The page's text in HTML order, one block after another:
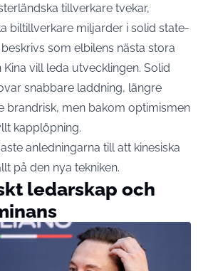
tillverkare tvekar,
biltillverkare miljarder i solid state-
beskrivs som elbilens nästa stora
vill leda utvecklingen. Solid
snabbare laddning, längre
brandrisk, men bakom optimismen
kapplöpning.
anledningarna till att kinesiska
på den nya tekniken.
ledarskap och